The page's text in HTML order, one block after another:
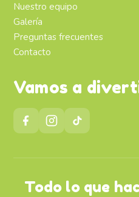
Nuestro equipo
Galería
Preguntas frecuentes
Contacto
Vamos a
Todo lo que